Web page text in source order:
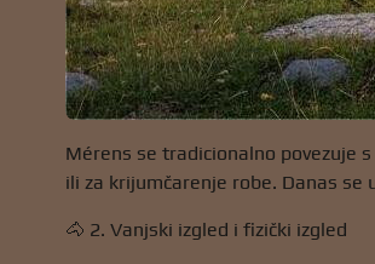
Mérens se tradicionalno povezuje
ili za krijumčarenje robe. Danas se
🐴 2. Vanjski izgled i fizički izgled